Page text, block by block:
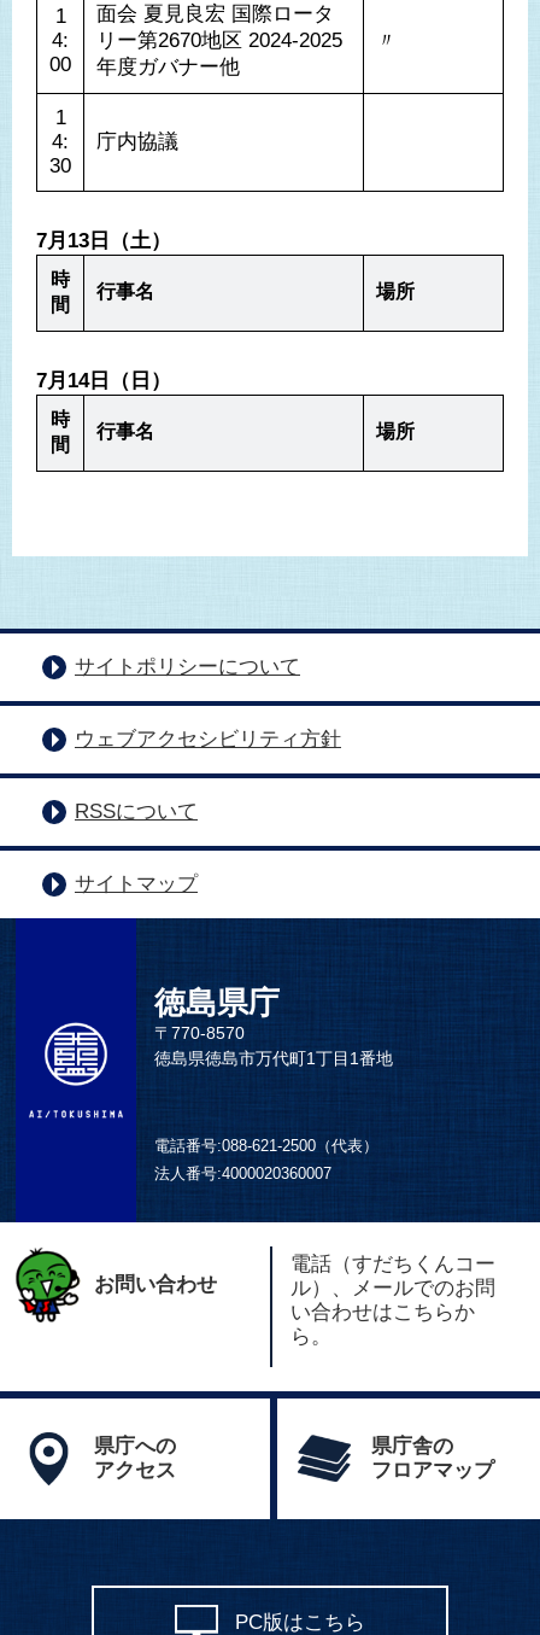
1
4:
00
面会 夏見良宏 国際ロータ
リー第2670地区 2024-2025
年度ガバナー他
〃
1
4:
30
庁内協議
7月13日（土）
時
間
行事名 場所
7月14日（日）
時
間
行事名 場所
サイトポリシーについて
ウェブアクセシビリティ方針
RSSについて
サイトマップ
徳島県庁
〒770-8570
徳島県徳島市万代町1丁目1番地
電話番号:088-621-2500（代表）
法人番号:4000020360007
お問い合わせ
電話（すだちくんコー
ル）、メールでのお問
い合わせはこちらか
ら。
県庁への
アクセス
県庁舎の
フロアマップ
PC版はこちら